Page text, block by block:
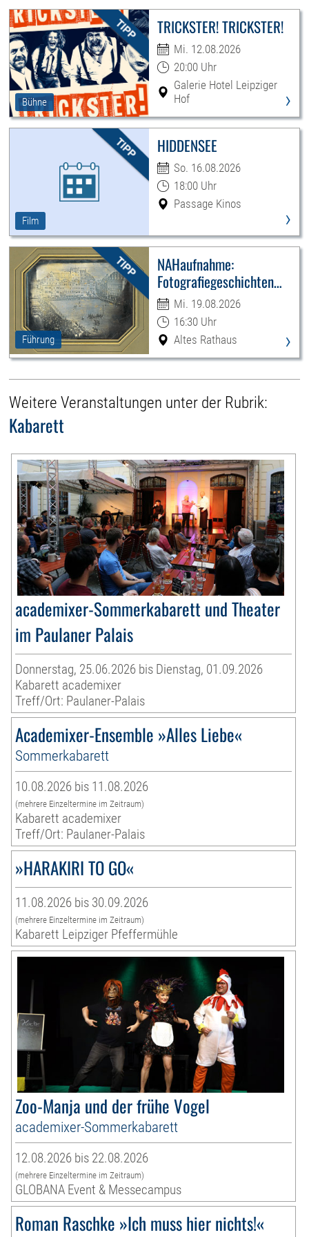
Bühne
TRICKSTER! TRICKSTER!
Mi. 12.08.2026
20:00 Uhr
Galerie Hotel Leipziger
Hof
›
Film
HIDDENSEE
So. 16.08.2026
18:00 Uhr
Passage Kinos
›
Führung
NAHaufnahme:
Fotografiegeschichten
Leipzigs
Mi. 19.08.2026
16:30 Uhr
Altes Rathaus
›
Weitere Veranstaltungen unter der Rubrik:
Kabarett
academixer-Sommerkabarett und Theater
im Paulaner Palais
Donnerstag, 25.06.2026 bis Dienstag, 01.09.2026
Kabarett academixer
Treff/Ort: Paulaner-Palais
Academixer-Ensemble »Alles Liebe«
Sommerkabarett
10.08.2026 bis 11.08.2026
(mehrere Einzeltermine im Zeitraum)
Kabarett academixer
Treff/Ort: Paulaner-Palais
»HARAKIRI TO GO«
11.08.2026 bis 30.09.2026
(mehrere Einzeltermine im Zeitraum)
Kabarett Leipziger Pfeffermühle
Zoo-Manja und der frühe Vogel
academixer-Sommerkabarett
12.08.2026 bis 22.08.2026
(mehrere Einzeltermine im Zeitraum)
GLOBANA Event & Messecampus
Roman Raschke »Ich muss hier nichts!«